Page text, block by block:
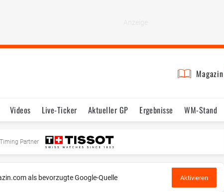
Magazin
Videos Live-Ticker Aktueller GP Ergebnisse WM-Stand
Testfahrten Reglement
Timing Partner
als bevorzugte Google-Quelle Aktivieren